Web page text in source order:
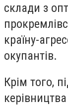
склади з
країну-
окупантів.
Крім того,